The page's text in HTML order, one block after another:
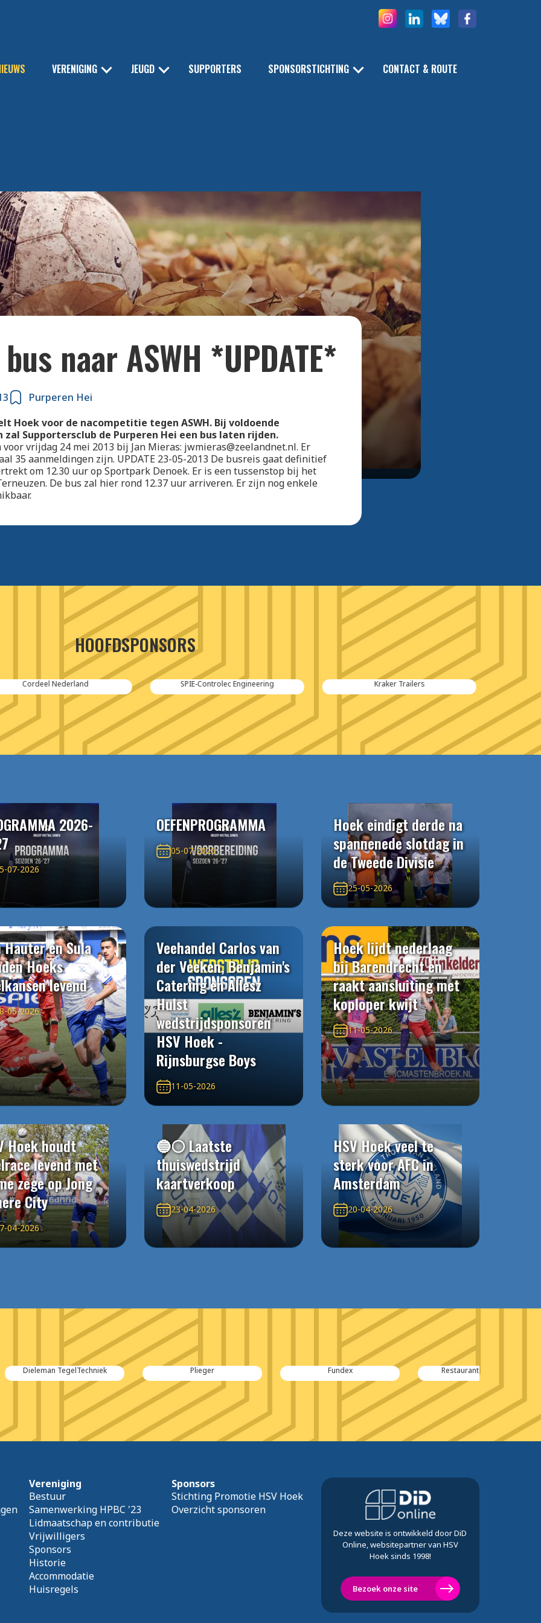
VERENIGING JEUGD SUPPORTERS SPONSORSTICHTING CONTACT & ROUTE
Bekijk alle foto's
naar ASWH *UPDATE*
Purperen Hei
Hoek voor de nacompetitie tegen ASWH. Bij voldoende
zal Supportersclub de Purperen Hei een bus laten rijden.
voor vrijdag 24 mei 2013 bij Jan Mieras: jwmieras@zeelandnet.nl. Er
35 aanmeldingen zijn. UPDATE 23-05-2013 De busreis gaat definitief
om 12.30 uur op Sportpark Denoek. Er is een tussenstop bij het
De bus zal hier rond 12.37 uur arriveren. Er zijn nog enkele
HOOFDSPONSORS
Cordeel Nederland SPIE-Controlec Engineering Kraker Trailers
2026-
07-2026
OEFENPROGRAMMA
05-07-2026
Hoek eindigt derde na
spannenede slotdag in
de Tweede Divisie
25-05-2026
Hauter en Sula
Hoeks
levend
05-2026
Veehandel Carlos van
der Veeken, Benjamin's
Catering en Allesz
Hulst
wedstrijdsponsoren
HSV Hoek -
Rijnsburgse Boys
11-05-2026
Hoek lijdt nederlaag
bij Barendrecht en
raakt aansluiting met
koploper kwijt
11-05-2026
Hoek houdt
levend met
zege op Jong
City
04-2026
🔵⚪️ Laatste
thuiswedstrijd
kaartverkoop
23-04-2026
HSV Hoek veel te
sterk voor AFC in
Amsterdam
20-04-2026
Plieger Fundex Restaurant de Zwaan
Vereniging
Bestuur
Samenwerking HPBC '23
Lidmaatschap en contributie
Vrijwilligers
Sponsors
Historie
Accommodatie
Huisregels
Sponsors
Stichting Promotie HSV Hoek
Overzicht sponsoren
Deze website is ontwikkeld door DiD
Online, websitepartner van HSV
Hoek sinds 1998!
Bezoek onze site